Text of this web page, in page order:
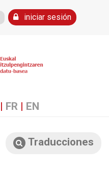
iniciar sesión
| FR | EN
Traducciones